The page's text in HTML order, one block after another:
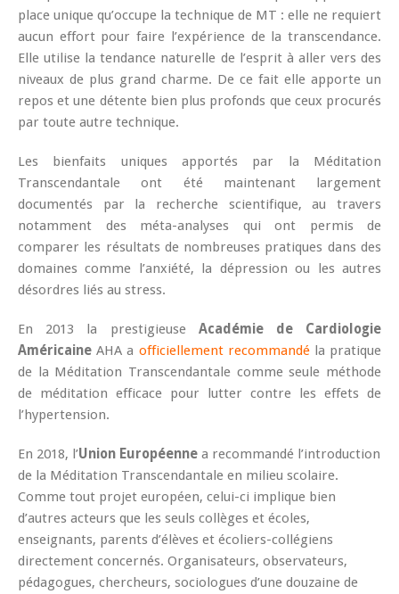
place unique qu’occupe la technique de MT : elle ne requiert
aucun effort pour faire l’expérience de la transcendance.
Elle utilise la tendance naturelle de l’esprit à aller vers des
niveaux de plus grand charme. De ce fait elle apporte un
repos et une détente bien plus profonds que ceux procurés
par toute autre technique.
Les bienfaits uniques apportés par la Méditation
Transcendantale ont été maintenant largement
documentés par la recherche scientifique, au travers
notamment des méta-analyses qui ont permis de
comparer les résultats de nombreuses pratiques dans des
domaines comme l’anxiété, la dépression ou les autres
désordres liés au stress.
En 2013 la prestigieuse Académie de Cardiologie
Américaine AHA a officiellement recommandéla pratique
de la Méditation Transcendantale comme seule méthode
de méditation efficace pour lutter contre les effets de
l’hypertension.
En 2018, l’Union Européenne a recommandé l’introduction
de la Méditation Transcendantale en milieu scolaire.
Comme tout projet européen, celui-ci implique bien
d’autres acteurs que les seuls collèges et écoles,
enseignants, parents d’élèves et écoliers-collégiens
directement concernés. Organisateurs, observateurs,
pédagogues, chercheurs, sociologues d’une douzaine de